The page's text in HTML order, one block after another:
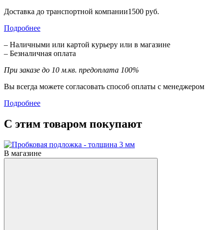
Доставка до транспортной компании1500 руб.
Подробнее
– Наличными или картой курьеру или в магазине
– Безналичная оплата
При заказе до 10 м.кв. предоплата 100%
Вы всегда можете согласовать способ оплаты с менеджером
Подробнее
С этим товаром покупают
В магазине